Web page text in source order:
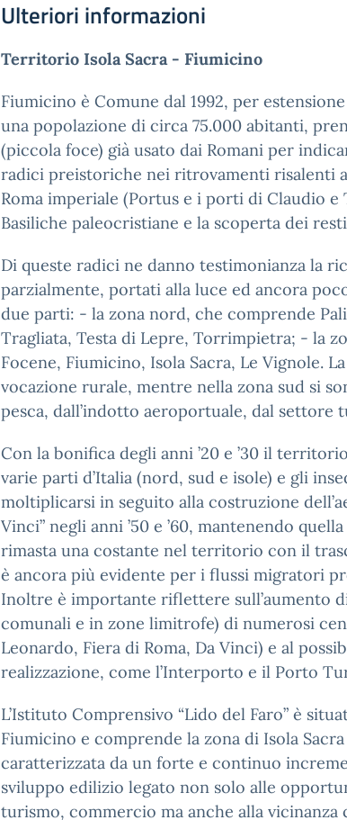
Ulteriori informazioni
Territorio Isola Sacra - Fiumicino
Fiumicino è Comune dal 1992, per
una popolazione di circa 75.000 abitanti,
(piccola foce) già usato dai Romani per
radici preistoriche nei ritrovamenti risalenti
Roma imperiale (Portus e i porti di Claudio
Basiliche paleocristiane e la scoperta dei
Di queste radici ne danno testimonianza la
parzialmente, portati alla luce ed ancora
due parti: - la zona nord, che comprende
Tragliata, Testa di Lepre, Torrimpietra; - la
Focene, Fiumicino, Isola Sacra, Le Vignole.
vocazione rurale, mentre nella zona sud si
pesca, dall’indotto aeroportuale, dal settore
Con la bonifica degli anni ’20 e ’30 il
varie parti d’Italia (nord, sud e isole) e gli
moltiplicarsi in seguito alla costruzione
Vinci” negli anni ’50 e ’60, mantenendo
rimasta una costante nel territorio con il
è ancora più evidente per i flussi migratori
Inoltre è importante riflettere sull’aumento
comunali e in zone limitrofe) di numerosi
Leonardo, Fiera di Roma, Da Vinci) e al
realizzazione, come l’Interporto e il Porto
L’Istituto Comprensivo “Lido del Faro” è
Fiumicino e comprende la zona di Isola
caratterizzata da un forte e continuo
sviluppo edilizio legato non solo alle
turismo, commercio ma anche alla vicinanza